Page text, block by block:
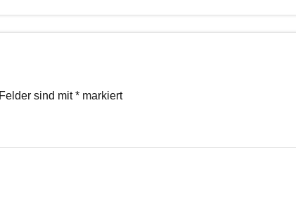
sind mit* markiert